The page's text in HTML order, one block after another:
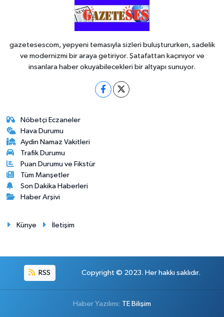
gazetesescom, yepyeni temasıyla sizleri buluştururken, sadelik
ve modernizmi bir araya getiriyor. Şatafattan kaçınıyor ve
insanlara haber okuyabilecekleri bir altyapı sunuyor.
Nöbetçi Eczaneler
Hava Durumu
Aydin Namaz Vakitleri
Trafik Durumu
Puan Durumu ve Fikstür
Tüm Manşetler
Son Dakika Haberleri
Haber Arşivi
Künye İletişim
RSS Copyright © 2023. Her hakkı saklıdır.
Haber Yazılımı: TE Bilişim